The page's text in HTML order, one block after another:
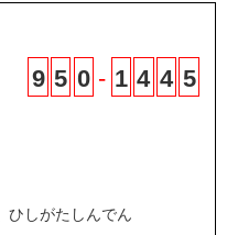
9 5 0 - 1 4 4 5
ひしがたしんでん